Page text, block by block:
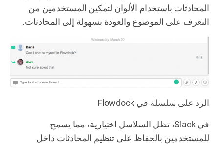
المحادثات باستخدام الألوان لتمكين المستخدمين من
التعرف على الموضوع والعودة بسهولة إلى المحادثات.
الرد على سلسلة في Flowdock
في Slack، تظل السلاسل اختيارية، مما يسمح
للمستخدمين بالحفاظ على تنظيم المحادثات داخل